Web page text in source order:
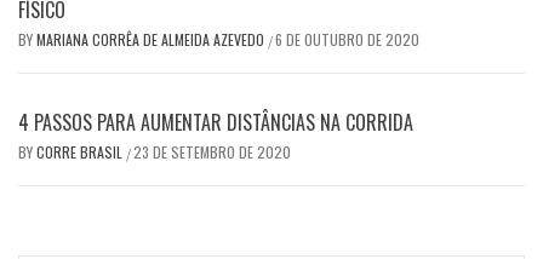
FÍSICO
BYMARIANA CORRÊA DE ALMEIDA AZEVEDO /6 DE OUTUBRO DE 2020
4 PASSOS PARA AUMENTAR DISTÂNCIAS NA CORRIDA
BYCORRE BRASIL /23 DE SETEMBRO DE 2020